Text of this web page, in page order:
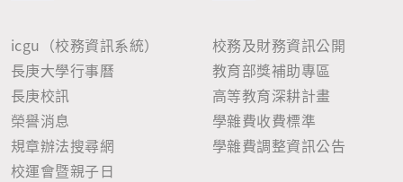
icgu（校務資訊系統）
長庚大學行事曆
長庚校訊
榮譽消息
規章辦法搜尋網
校運會暨親子日
校務及財務資訊公開
教育部獎補助專區
高等教育深耕計畫
學雜費收費標準
學雜費調整資訊公告